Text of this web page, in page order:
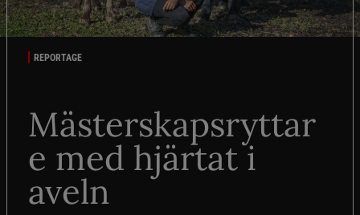
REPORTAGE
Mästerskapsryttar
e med hjärtat i
aveln